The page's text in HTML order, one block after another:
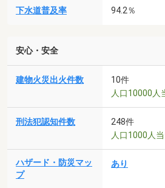
下水道普及率 94.2％
安心・安全
建物火災出火件数
10件
人口10000人
刑法犯認知件数
248件
人口1000人
ハザード・防災マッ
プ
あり